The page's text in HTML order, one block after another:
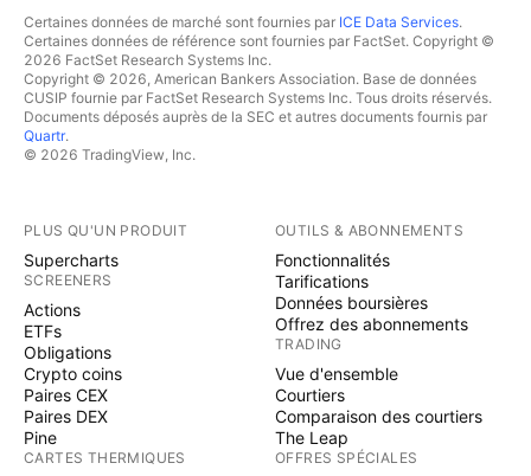
Certaines données de marché sont fournies par ICE Data Services.
Certaines données de référence sont fournies par FactSet. Copyright ©
2026 FactSet Research Systems Inc.
Copyright © 2026, American Bankers Association. Base de données
CUSIP fournie par FactSet Research Systems Inc. Tous droits réservés.
Documents déposés auprès de la SEC et autres documents fournis par
Quartr.
© 2026 TradingView, Inc.
PLUS QU'UN PRODUIT
Supercharts
SCREENERS
Actions
ETFs
Obligations
Crypto coins
Paires CEX
Paires DEX
Pine
CARTES THERMIQUES
OUTILS & ABONNEMENTS
Fonctionnalités
Tarifications
Données boursières
Offrez des abonnements
TRADING
Vue d'ensemble
Courtiers
Comparaison des courtiers
The Leap
OFFRES SPÉCIALES